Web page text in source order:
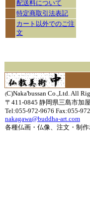
配送料について
特定商取引法表記
カート以外でのご注
文
(C)Naka'bussan Co.,Ltd. All
〒411-0845 静岡県三島市
Tel:055-972-9676 Fax:055-
nakagawa@buddha-art.com
各種仏画・仏像、注文・制